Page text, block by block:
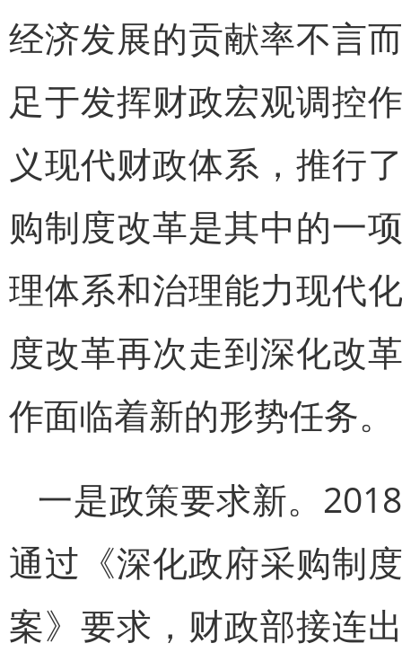
经济发展的贡献率不言
足于发挥财政宏观调控
义现代财政体系，推行
购制度改革是其中的一
理体系和治理能力现代
度改革再次走到深化改
作面临着新的形势任务。
一是政策要求新。
通过《深化政府采购制
案》要求，财政部接连